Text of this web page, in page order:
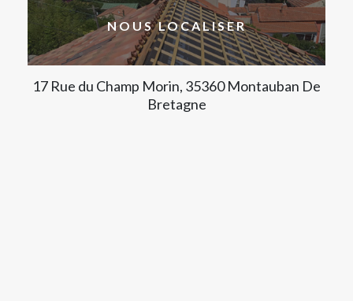
NOUS LOCALISER
17 Rue du Champ Morin, 35360 Montauban De
Bretagne